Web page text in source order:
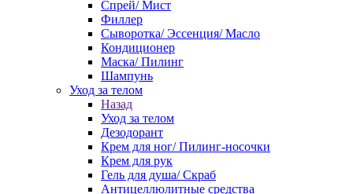
Спрей/ Мист
Филлер
Сыворотка/ Эссенция/ Масло
Кондиционер
Маска/ Пилинг
Шампунь
Уход за телом
Назад
Уход за телом
Дезодорант
Крем для ног/ Пилинг-носочки
Крем для рук
Гель для душа/ Скраб
Антицеллюлитные средства